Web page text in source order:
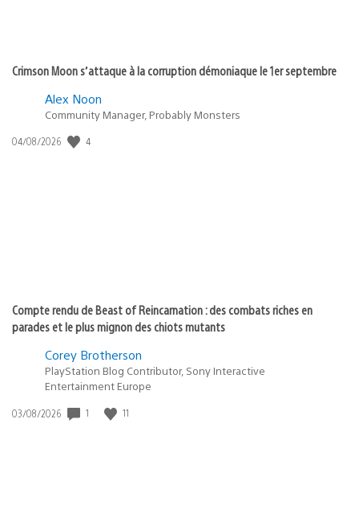
Crimson Moon s’attaque à la corruption démoniaque le 1er septembre
Alex Noon
Community Manager, Probably Monsters
Date
04/08/2026 4
Compte rendu de Beast of Reincarnation : des combats riches en
parades et le plus mignon des chiots mutants
Corey Brotherson
PlayStation Blog Contributor, Sony Interactive
Entertainment Europe
Date
03/08/2026 1 11